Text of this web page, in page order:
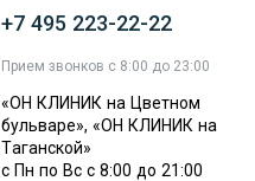
+7 495 223-22-22
Прием звонков с 8:00 до 23:00
«ОН КЛИНИК на Цветном
бульваре», «ОН КЛИНИК на
Таганской»
с Пн по Вс с 8:00 до 21:00